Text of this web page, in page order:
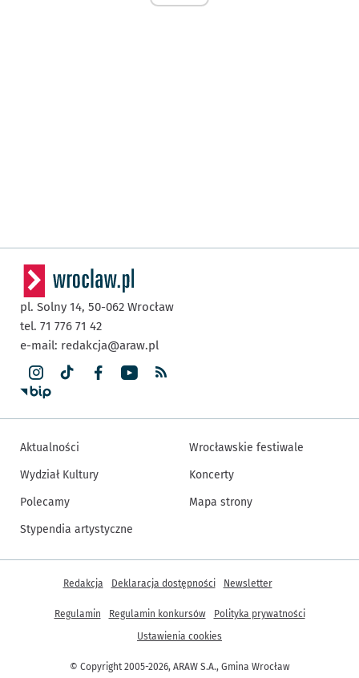
pl. Solny 14, 50-062 Wrocław
tel. 71 776 71 42
e-mail: redakcja@araw.pl
Aktualności
Wydział Kultury
Polecamy
Stypendia artystyczne
Wrocławskie festiwale
Koncerty
Mapa strony
© Copyright 2005-2026, ARAW S.A., Gmina Wrocław
Inne informacje
Redakcja Deklaracja dostępności Newsletter
Regulamin Regulamin konkursów
Polityka prywatności
Ustawienia cookies